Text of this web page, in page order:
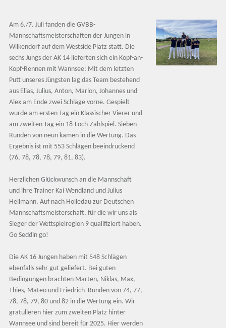
Am 6./7. Juli fanden die GVBB-
Mannschaftsmeisterschaften der Jungen in
Wilkendorf auf dem Westside Platz statt. Die
sechs Jungs der AK 14 lieferten sich ein Kopf-an-
Kopf-Rennen mit Wannsee: Mit dem letzten
Putt unseres Jüngsten lag das Team bestehend
aus Elias, Julius, Anton, Marlon, Johannes und
Alex am Ende zwei Schläge vorne. Gespielt
wurde am ersten Tag ein Klassischer Vierer und
am zweiten Tag ein 18-Loch-Zählspiel. Sieben
Runden von neun kamen in die Wertung. Das
Ergebnis ist mit 553 Schlägen beeindruckend
(76, 78, 78, 78, 79, 81, 83).
Herzlichen Glückwunsch an die Mannschaft
und ihre Trainer Kai Wendland und Julius
Hellmann. Auf nach Holledau zur Deutschen
Mannschaftsmeisterschaft, für die wir uns als
Sieger der Wettspielregion 9 qualifiziert haben.
Go Seddin go!
Die AK 16 Jungen haben mit 548 Schlägen
ebenfalls sehr gut geliefert. Bei guten
Bedingungen brachten Marten, Niklas, Max,
Thies, Mateo und Friedrich Runden von 74, 77,
78, 78, 79, 80 und 82 in die Wertung ein. Wir
gratulieren hier zum zweiten Platz hinter
Wannsee und sind bereit für 2025. Hier werden